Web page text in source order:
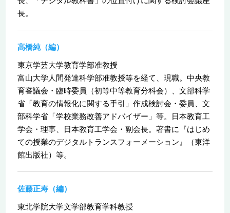
長。
高橋純（編）
東京学芸大学教育学部准教授
富山大学人間発達科学部准教授等を経て、現職。中央教
育審議会・臨時委員（初等中等教育分科会）、文部科学
省「教育の情報化に関する手引」作成検討会・委員、文
部科学省「学校業務改善アドバイザー」等。日本教育工
学会・理事、日本教育工学会・副会長。著書に『はじめ
ての授業のデジタルトランスフォーメーション』（東洋
館出版社）等。
佐藤正寿（編）
東北学院大学文学部教育学科教授